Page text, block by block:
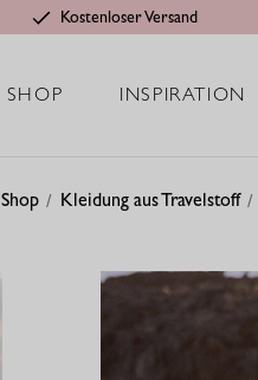
Kostenloser Versand
SHOP INSPIRATION
Shop Kleidung aus Travelstoff